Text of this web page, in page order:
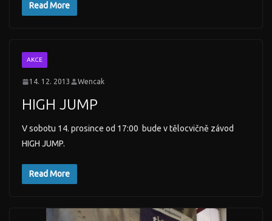
Read More
AKCE
14. 12. 2013 Wencak
HIGH JUMP
V sobotu 14. prosince od 17:00 bude v tělocvičně závod
HIGH JUMP.
Read More